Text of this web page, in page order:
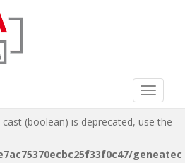
(double) is deprecated, use the
geneatec
(boolean) is deprecated, use the
geneatec
Toggle